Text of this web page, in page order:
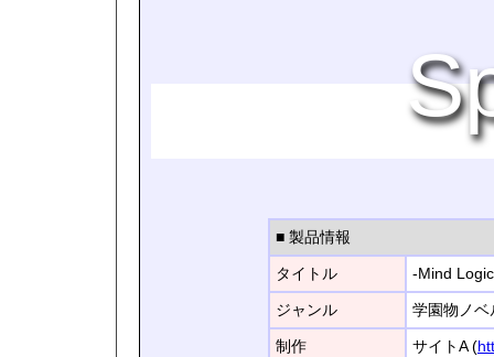
■ 製品情報
タイトル -Mind
ジャンル 学園物ノベ
制作 サイトA (